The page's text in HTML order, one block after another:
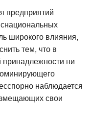
предприятий
широкого влияния,
тем, что в
ни
наблюдается
свои